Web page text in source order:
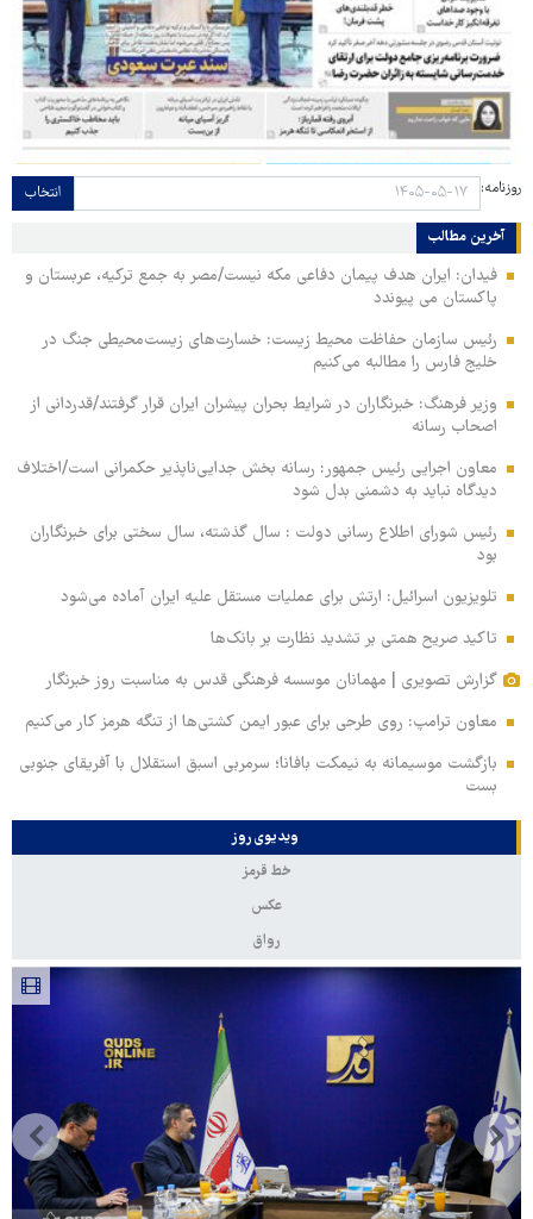
روزنامه: انتخاب
آخرین مطالب
فیدان: ایران هدف پیمان دفاعی مکه نیست/مصر به جمع ترکیه، عربستان و
پاکستان می پیوندد
رئیس سازمان حفاظت محیط زیست: خسارت‌های زیست‌محیطی جنگ در
خلیج فارس را مطالبه‌ می‌کنیم
وزیر فرهنگ: خبرنگاران در شرایط بحران پیشران ایران قرار گرفتند/قدردانی از
اصحاب رسانه
معاون اجرایی رئیس جمهور: رسانه بخش جدایی‌ناپذیر حکمرانی است/اختلاف
دیدگاه نباید به دشمنی بدل شود
رئیس شورای اطلاع رسانی دولت : سال گذشته، سال سختی برای خبرنگاران
بود
تلویزیون اسرائیل: ارتش برای عملیات مستقل علیه ایران آماده می‌شود
تاکید صریح همتی بر تشدید نظارت بر بانک‌ها
گزارش تصویری | مهمانان موسسه فرهنگی قدس به مناسبت روز خبرنگار
معاون ترامپ: روی طرحی برای عبور ایمن کشتی‌ها از تنگه هرمز کار می‌کنیم
بازگشت موسیمانه به نیمکت بافانا؛ سرمربی اسبق استقلال با آفریقای جنوبی
بست
ویدیوی روز
خط قرمز
عکس
رواق